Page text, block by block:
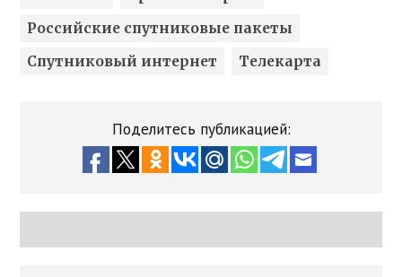
Российские спутниковые пакеты
Спутниковый интернет
Телекарта
Поделитесь публикацией: